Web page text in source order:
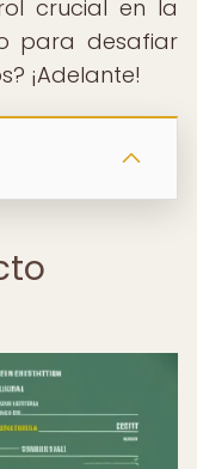
crucial en la
para desafiar
¡Adelante!